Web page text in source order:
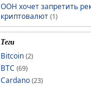
ООН хочет запретить
криптовалют (1)
Теги
Bitcoin (2)
BTC (69)
Cardano (23)